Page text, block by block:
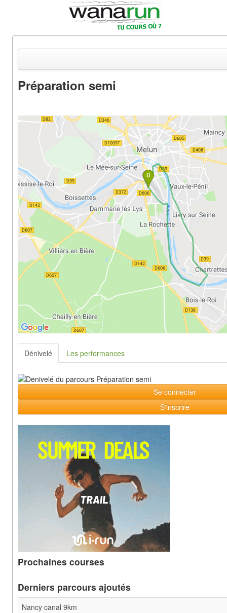
Equipements & Tests
Parcours & Courses
Outils & Réseaux
Préparation semi
Dénivelé Les performances
Se connecter
S'inscrire
Prochaines courses
Derniers parcours ajoutés
Nancy canal 9km